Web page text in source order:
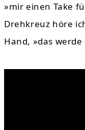
»mir einen Take
Drehkreuz höre
Hand, »das